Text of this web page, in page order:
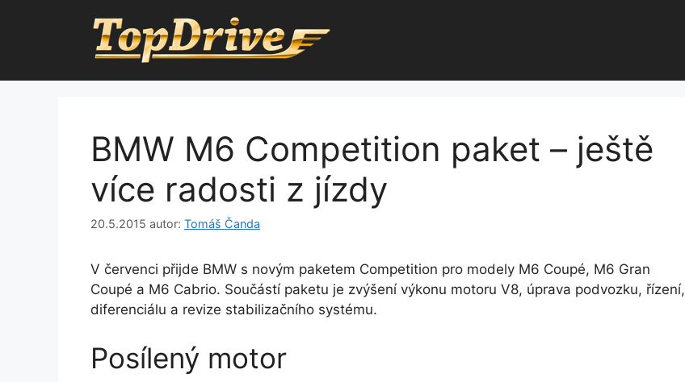
BMW M6 Competition paket – ještě
více radosti z jízdy
20.5.2015 autor: Tomáš Čanda
V červenci přijde BMW s novým paketem Competition pro modely M6 Coupé, M6 Gran
Coupé a M6 Cabrio. Součástí paketu je zvýšení výkonu motoru V8, úprava podvozku, řízení,
diferenciálu a revize stabilizačního systému.
Posílený motor